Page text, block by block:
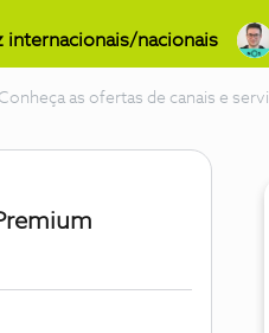
internacionais/nacionais
as ofertas de canais e